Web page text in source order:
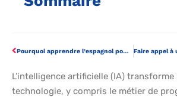
Pourquoi apprendre l’espagnol pour sa carrière ?
L’intelligence artificielle (IA) transforme
technologie, y compris le métier de